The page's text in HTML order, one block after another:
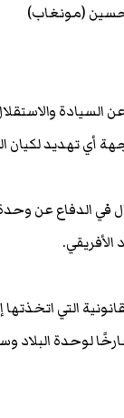
حسين (مونغاب)
السيادة
أي تهديد لكيان
الدفاع عن وحدة
الأفريقي.
التي اتخذتها
لوحدة البلاد